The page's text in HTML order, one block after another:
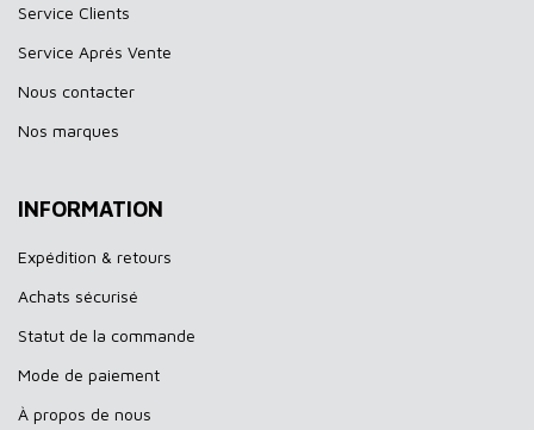
Service Clients
Service Aprés Vente
Nous contacter
Nos marques
INFORMATION
Expédition & retours
Achats sécurisé
Statut de la commande
Mode de paiement
À propos de nous